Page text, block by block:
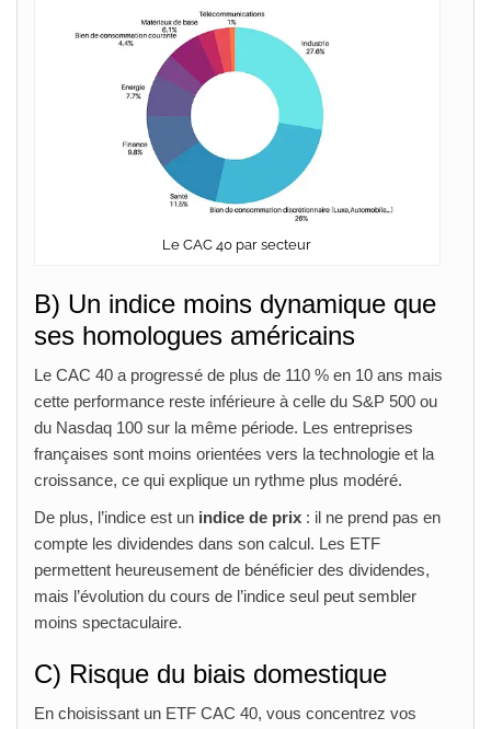
Le CAC 40 par secteur
B) Un indice moins dynamique que
ses homologues américains
Le CAC 40 a progressé de plus de 110 % en 10 ans mais
cette performance reste inférieure à celle du S&P 500 ou
du Nasdaq 100 sur la même période. Les entreprises
françaises sont moins orientées vers la technologie et la
croissance, ce qui explique un rythme plus modéré.
De plus, l’indice est un indice de prix : il ne prend pas en
compte les dividendes dans son calcul. Les ETF
permettent heureusement de bénéficier des dividendes,
mais l’évolution du cours de l’indice seul peut sembler
moins spectaculaire.
C) Risque du biais domestique
En choisissant un ETF CAC 40, vous concentrez vos